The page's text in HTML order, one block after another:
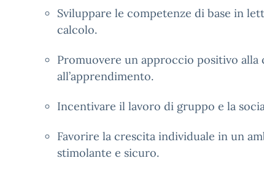
Sviluppare le competenze di base in
calcolo.
Promuovere un approccio positivo alla
all’apprendimento.
Incentivare il lavoro di gruppo e la
Favorire la crescita individuale in un
stimolante e sicuro.